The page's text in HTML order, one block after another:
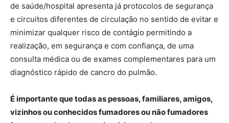
de saúde/hospital apresenta já protocolos de segurança
e circuitos diferentes de circulação no sentido de evitar e
minimizar qualquer risco de contágio permitindo a
realização, em segurança e com confiança, de uma
consulta médica ou de exames complementares para um
diagnóstico rápido de cancro do pulmão.
É importante que todas as pessoas, familiares, amigos,
vizinhos ou conhecidos fumadores ou não fumadores